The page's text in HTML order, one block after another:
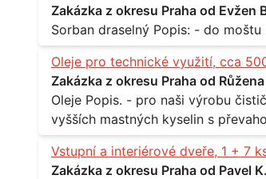
Zakázka z okresu Praha od Evžen
Oleje pro technické využití, cca
Zakázka z okresu Praha od Růžena
Oleje Popis. - pro naši výrobu čističů poptáváme dodávku olejů - konkrétně se jedná o směs
vyšších mastných kyselin s
při 20°C - cca 870 kg / m3 Balení: - po 190 kg v sudu Množství: - cca 500 kg - roční spotřeba
Lokalita: - Praha
Vstupní a interiérové dveře, 1 + 7
Zakázka z okresu Praha od Pavel K.